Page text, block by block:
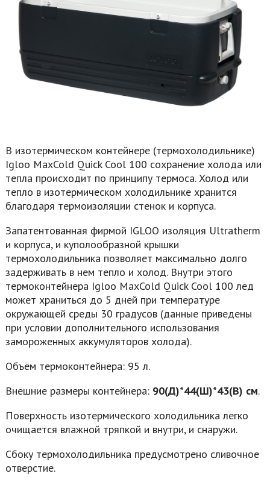
В изотермическом контейнере (термохолодильнике)
Igloo MaxCold Quick Cool 100 сохранение холода или
тепла происходит по принципу термоса. Холод или
тепло в изотермическом холодильнике хранится
благодаря термоизоляции стенок и корпуса.
Запатентованная фирмой IGLOO изоляция Ultratherm
и корпуса, и куполообразной крышки
термохолодильника позволяет максимально долго
задерживать в нем тепло и холод. Внутри этого
термоконтейнера Igloo MaxCold Quick Cool 100лед
может храниться до 5 дней при температуре
окружающей среды 30 градусов (данные приведены
при условии дополнительного использования
замороженных аккумуляторов холода).
Объём термоконтейнера: 95 л.
Внешние размеры контейнера: 90(Д)*44(Ш)*43(В) см.
Поверхность изотермического холодильника легко
очищается влажной тряпкой и внутри, и снаружи.
Сбоку термохолодильника предусмотрено сливочное
отверстие.